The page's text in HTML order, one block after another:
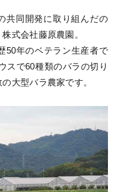
共同開発に取り組んだの
式会社藤原農園。
50年のベテラン生産者で
スで60種類のバラの切り
大型バラ農家です。